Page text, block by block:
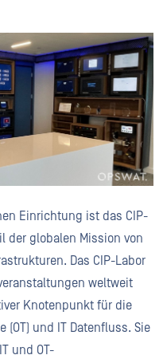
Einrichtung ist das CIP-
der globalen Mission von
Das CIP-Labor
weltweit
Knotenpunkt für die
und IT Datenfluss. Sie
und OT-